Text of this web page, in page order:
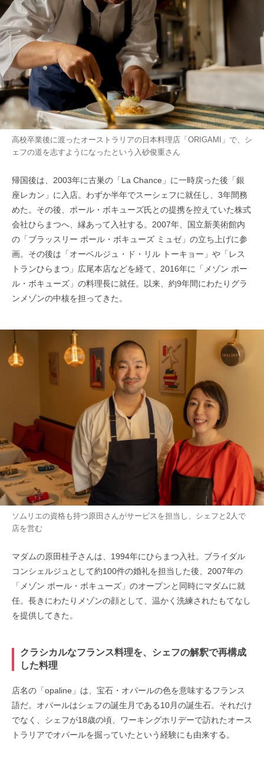
高校卒業後に渡ったオーストラリアの日本料理店「ORIGAMI」で、シ
ェフの道を志すようになったという入砂俊重さん
帰国後は、2003年に古巣の「La Chance」に一時戻った後「銀
座レカン」に入店。わずか半年でスーシェフに就任し、3年間務
めた。その後、ポール・ボキューズ氏との提携を控えていた株式
会社ひらまつへ、縁あって入社する。2007年、国立新美術館内
の「ブラッスリー ポール・ボキューズ ミュゼ」の立ち上げに参
画。その後は「オーベルジュ・ド・リル トーキョー」や「レス
トランひらまつ」広尾本店などを経て、2016年に「メゾン ポー
ル・ボキューズ」の料理長に就任。以来、約9年間にわたりグラ
ンメゾンの中核を担ってきた。
ソムリエの資格も持つ原田さんがサービスを担当し、シェフと2人で
店を営む
マダムの原田桂子さんは、1994年にひらまつ入社。ブライダル
コンシェルジュとして約100件の婚礼を担当した後、2007年の
「メゾン ポール・ボキューズ」のオープンと同時にマダムに就
任。長きにわたりメゾンの顔として、温かく洗練されたもてなし
を提供してきた。
クラシカルなフランス料理を、シェフの解釈で再構成
した料理
店名の「opaline」は、宝石・オパールの色を意味するフランス
語だ。オパールはシェフの誕生月である10月の誕生石。それだけ
でなく、シェフが18歳の頃、ワーキングホリデーで訪れたオース
トラリアでオパールを掘っていたという経験にも由来する。